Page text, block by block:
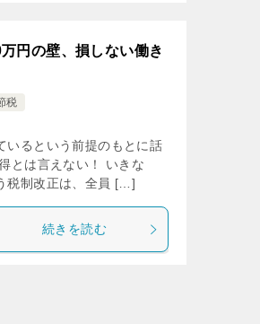
円の壁、損しない働き
税
いるという前提のもとに話
とは言えない！ いきな
税制改正は、全員 […]
続きを読む